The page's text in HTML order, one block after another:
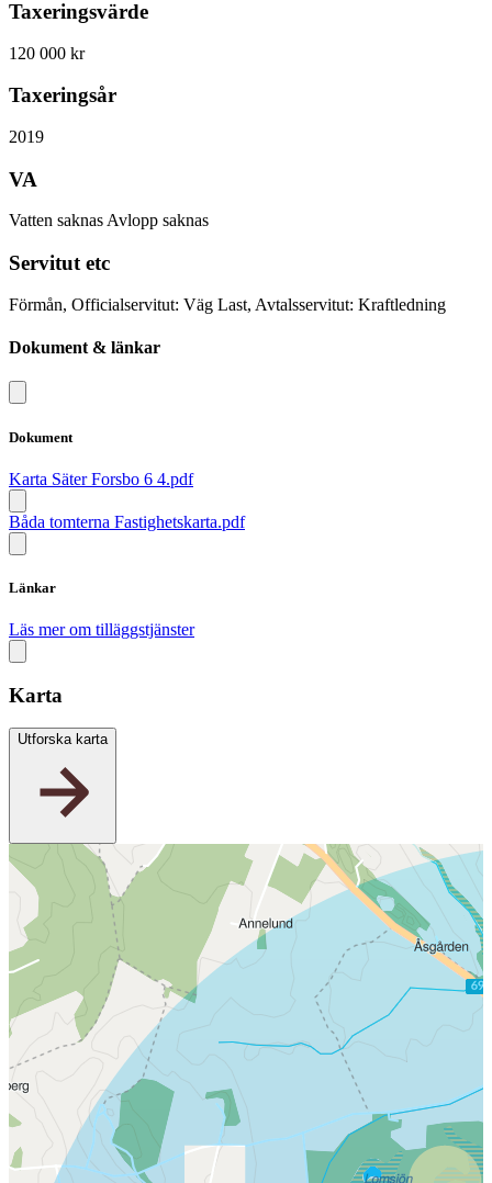
Taxeringsvärde
120 000 kr
Taxeringsår
2019
VA
Vatten saknas Avlopp saknas
Servitut etc
Förmån, Officialservitut: Väg Last, Avtalsservitut: Kraftledning
Dokument & länkar
Dokument
Karta Säter Forsbo 6 4.pdf
Båda tomterna Fastighetskarta.pdf
Länkar
Läs mer om tilläggstjänster
Karta
Utforska karta